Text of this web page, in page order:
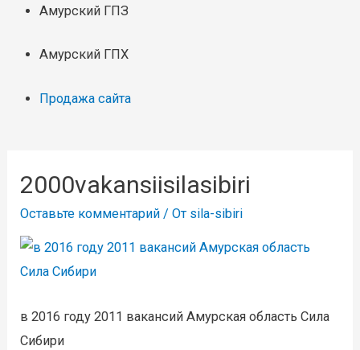
Амурский ГПЗ
Амурский ГПХ
Продажа сайта
2000vakansiisilasibiri
Оставьте комментарий / От sila-sibiri
в 2016 году 2011 вакансий Амурская область Сила
Сибири